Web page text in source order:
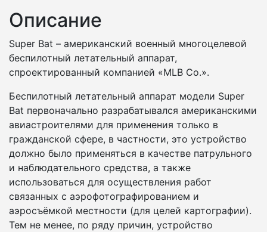
Описание
Super Bat – американский военный многоцелевой
беспилотный летательный аппарат,
спроектированный компанией «MLB Co.».
Беспилотный летательный аппарат модели Super
Bat первоначально разрабатывался американскими
авиастроителями для применения только в
гражданской сфере, в частности, это устройство
должно было применяться в качестве патрульного
и наблюдательного средства, а также
использоваться для осуществления работ
связанных с аэрофотографированием и
аэросъёмкой местности (для целей картографии).
Тем не менее, по ряду причин, устройство